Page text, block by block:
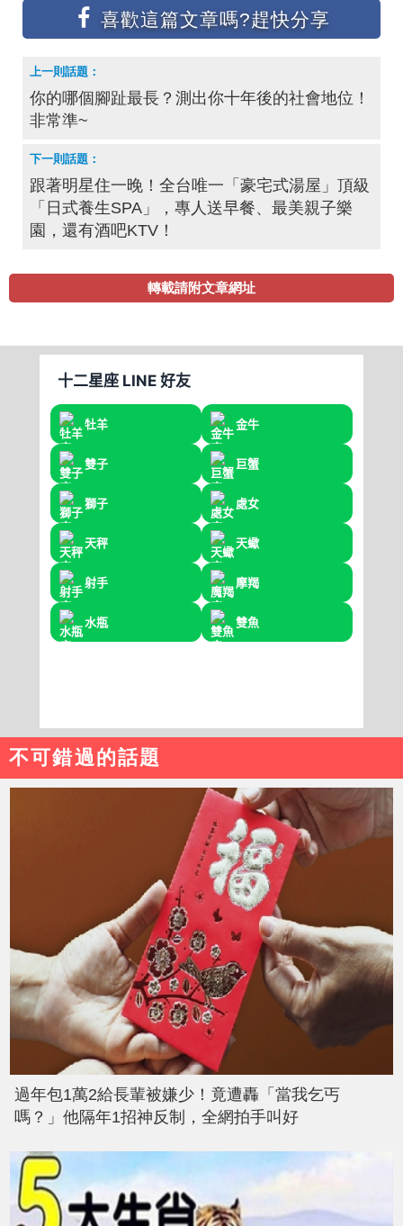
你的哪個腳趾最長？測出你十年後的社會地位！
非常準~
跟著明星住一晚！全台唯一「豪宅式湯屋」頂級
「日式養生SPA」，專人送早餐、最美親子樂
園，還有酒吧KTV！
轉載請附文章網址
不可錯過的話題
過年包1萬2給長輩被嫌少！竟遭轟「當我乞丐
嗎？」他隔年1招神反制，全網拍手叫好